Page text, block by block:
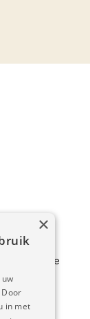
Beatrijs
en de
Lier
×
in met